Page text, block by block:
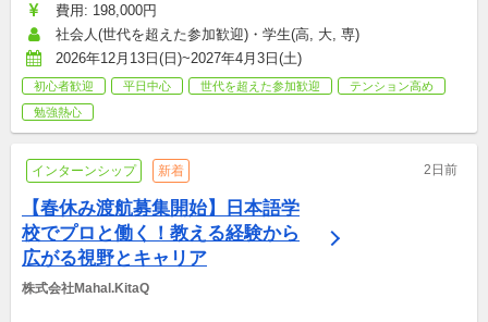
費用: 198,000円
社会人(世代を超えた参加歓迎)・学生(高, 大, 専)
2026年12月13日(日)~2027年4月3日(土)
初心者歓迎 平日中心 世代を超えた参加歓迎
テンション高め
勉強熱心
インターンシップ 新着 2日前
【春休み渡航募集開始】日本語学
校でプロと働く！教える経験から
広がる視野とキャリア
株式会社Mahal.KitaQ